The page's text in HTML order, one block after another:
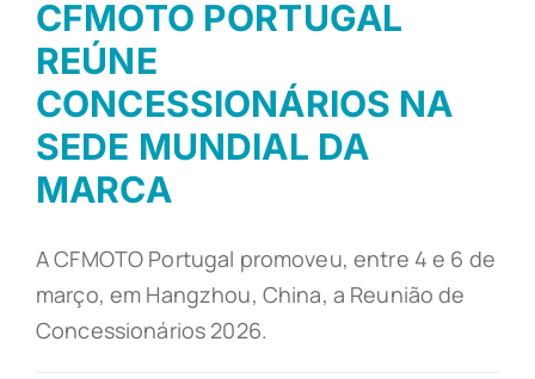
CFMOTO PORTUGAL
REÚNE
CONCESSIONÁRIOS NA
SEDE MUNDIAL DA
MARCA
A CFMOTO Portugal promoveu, entre 4 e 6 de
março, em Hangzhou, China, a Reunião de
Concessionários 2026.